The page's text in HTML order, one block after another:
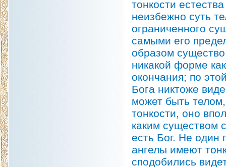
тонкости
неизбежно суть
ограниченного
самыми его
образом
никакой форме
окончания; по
Бога никтоже
может быть
тонкости, оно
каким существом
есть Бог. Не один
ангелы имеют
сподобились